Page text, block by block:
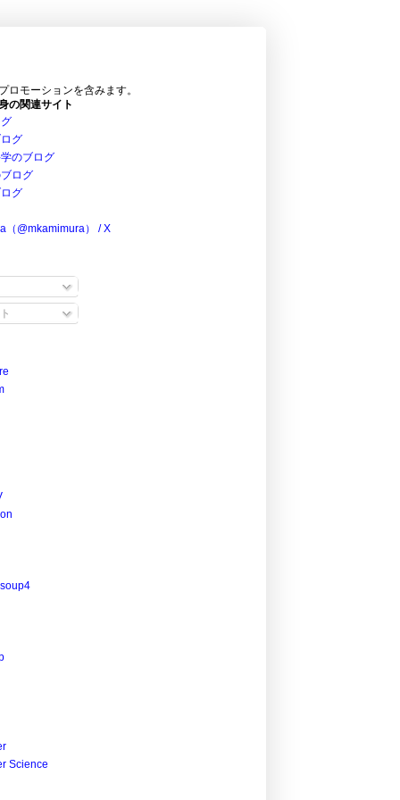
ロモーションを含みます。
の関連サイト
グ
のブログ
ログ
グ
（@mkamimura） / X
Science